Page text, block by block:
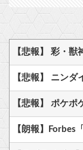
【悲報】 彩・
【悲報】 ポケ